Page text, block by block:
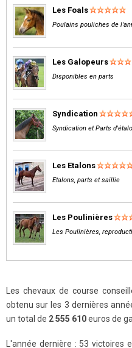
Les Foals
Poulains pouliches de
Les Galopeurs
Disponibles en parts
Syndication
Syndication et Parts
Les Etalons
Etalons, parts et saillie
Les Poulinières
Les Poulinières,
Les chevaux de course
obtenu sur les 3 dernières
un total de 2 555 610euros de
L'année dernière : 53 victoires